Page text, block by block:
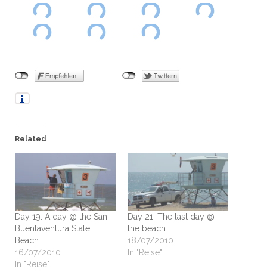
Related
Day 19: A day @ the San
Buentaventura State
Beach
16/07/2010
In "Reise"
Day 21: The last day @
the beach
18/07/2010
In "Reise"